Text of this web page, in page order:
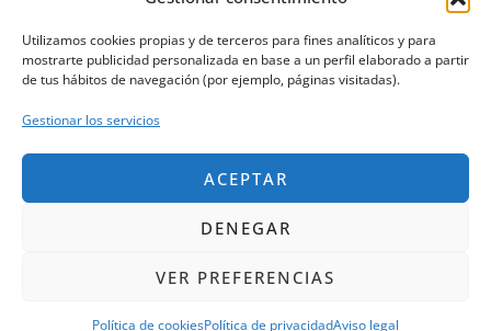
Utilizamos cookies propias y de terceros para fines analíticos y para
mostrarte publicidad personalizada en base a un perfil elaborado a partir
de tus hábitos de navegación (por ejemplo, páginas visitadas).
Gestionar los servicios
ACEPTAR
DENEGAR
VER PREFERENCIAS
Política de cookiesPolítica de privacidadAviso legal
Y AVISO DE PRIVACIDAD
POLÍTICA DE COOKIES
Consulting